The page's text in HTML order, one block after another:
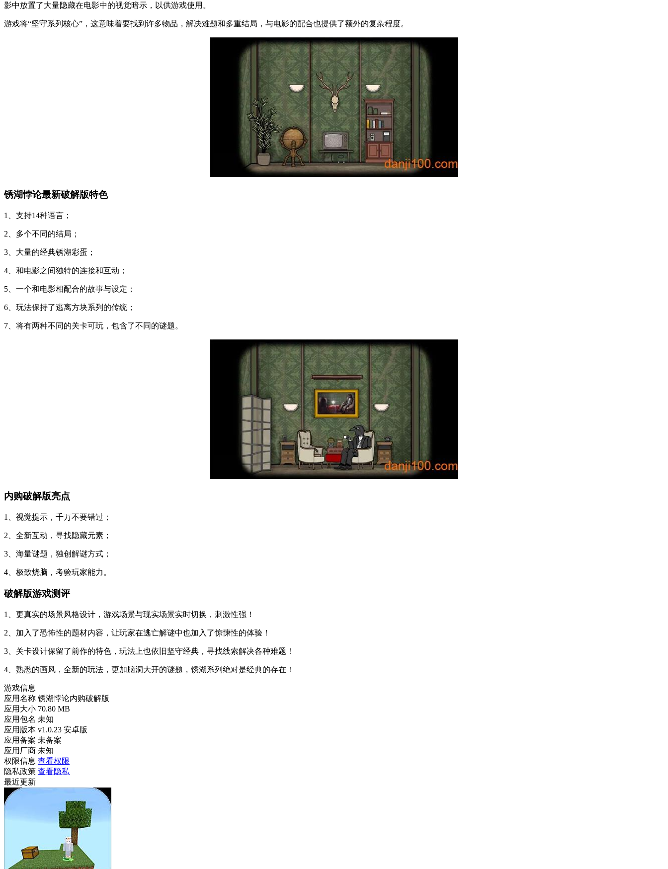
影中放置了大量隐藏在电影中的视觉暗示，以供游戏使用。
游戏将“坚守系列核心”，这意味着要找到许多物品，解决难题和多重结局，与电影的配合也提供了额外的复杂程度。
锈湖悖论最新破解版特色
1、支持14种语言；
2、多个不同的结局；
3、大量的经典锈湖彩蛋；
4、和电影之间独特的连接和互动；
5、一个和电影相配合的故事与设定；
6、玩法保持了逃离方块系列的传统；
7、将有两种不同的关卡可玩，包含了不同的谜题。
内购破解版亮点
1、视觉提示，千万不要错过；
2、全新互动，寻找隐藏元素；
3、海量谜题，独创解谜方式；
4、极致烧脑，考验玩家能力。
破解版游戏测评
1、更真实的场景风格设计，游戏场景与现实场景实时切换，刺激性强！
2、加入了恐怖性的题材内容，让玩家在逃亡解谜中也加入了惊悚性的体验！
3、关卡设计保留了前作的特色，玩法上也依旧坚守经典，寻找线索解决各种难题！
4、熟悉的画风，全新的玩法，更加脑洞大开的谜题，锈湖系列绝对是经典的存在！
游戏信息
应用名称 锈湖悖论内购破解版
应用大小 70.80 MB
应用包名 未知
应用版本 v1.0.23 安卓版
应用备案 未备案
应用厂商 未知
权限信息 查看权限
隐私政策 查看隐私
最近更新